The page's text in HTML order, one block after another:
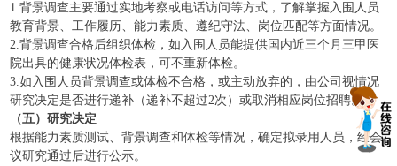
1.背景调查主要通过实地考察或电话访问等方式，了解掌握入围人员
教育背景、工作履历、能力素质、遵纪守法、岗位匹配等方面情况。
2.背景调查合格后组织体检，如入围人员能提供国内近三个月三甲医
院出具的健康状况体检表，可不重新体检。
3.如入围人员背景调查或体检不合格，或主动放弃的，由公司视情况
研究决定是否进行递补（递补不超过2次）或取消相应岗位招聘。
（五）研究决定
根据能力素质测试、背景调查和体检等情况，确定拟录用人员，经会
议研究通过后进行公示。